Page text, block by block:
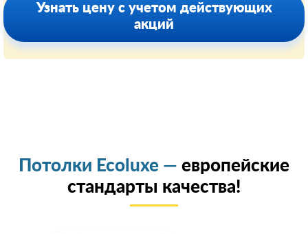
Узнать цену с учетом действующих
акций
Потолки Ecoluxe — европейские
стандарты качества!